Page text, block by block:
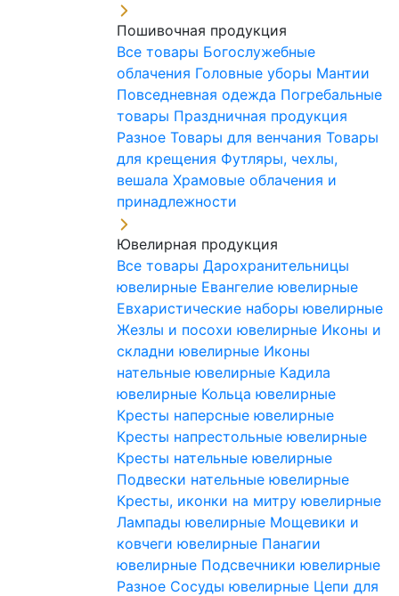
Пошивочная продукция
Все товары Богослужебные
облачения Головные уборы Мантии
Повседневная одежда Погребальные
товары Праздничная продукция
Разное Товары для венчания Товары
для крещения Футляры, чехлы,
вешала Храмовые облачения и
принадлежности
Ювелирная продукция
Все товары Дарохранительницы
ювелирные Евангелие ювелирные
Евхаристические наборы ювелирные
Жезлы и посохи ювелирные Иконы и
складни ювелирные Иконы
нательные ювелирные Кадила
ювелирные Кольца ювелирные
Кресты наперсные ювелирные
Кресты напрестольные ювелирные
Кресты нательные ювелирные
Подвески нательные ювелирные
Кресты, иконки на митру ювелирные
Лампады ювелирные Мощевики и
ковчеги ювелирные Панагии
ювелирные Подсвечники ювелирные
Разное Сосуды ювелирные Цепи для